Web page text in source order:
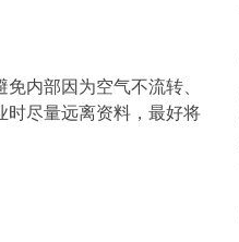
内部因为空气不流转、
时尽量远离资料，最好将